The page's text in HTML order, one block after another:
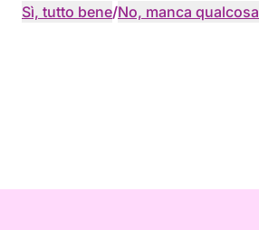
Sì, tutto bene/No, manca qualcosa